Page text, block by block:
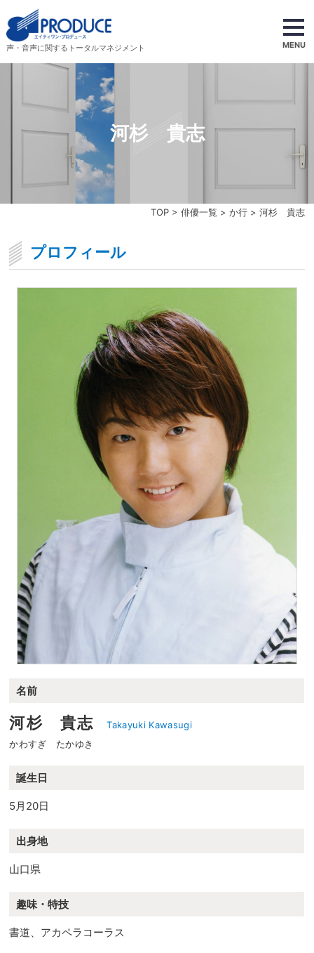
声・音声に関するトータルマネジメント MENU
TOP> 俳優一覧 > か行> 河杉 貴志
河杉 貴志
プロフィール
名前
河杉 貴志
Takayuki Kawasugi
かわすぎ たかゆき
誕生日
5月20日
出身地
山口県
趣味・特技
書道、アカペラコーラス